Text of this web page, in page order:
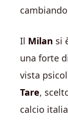
Il Milan si
una forte
vista
Tare,
calcio